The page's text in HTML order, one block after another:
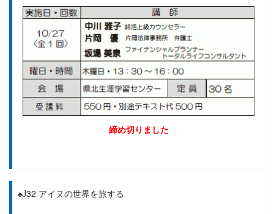
締め切りました
♠J32 アイヌの世界を旅する